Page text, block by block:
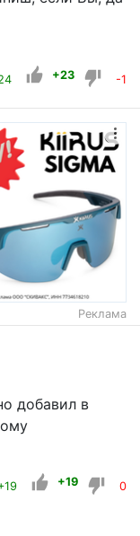
+23 -1
Реклама
добавил в
+19 0